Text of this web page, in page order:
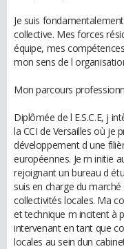
Je suis
collective. Mes forces
équipe, mes
mon sens de l
Mon parcours
Diplômée de l E.S.C.E, j
la CCI de Versailles où je
développement d une
européennes. Je m initie
rejoignant un bureau d
suis en charge du
collectivités locales. Ma
et technique m incitent à
intervenant en tant que
locales au sein dun